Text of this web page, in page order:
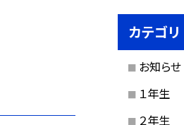
カテゴリ
お知らせ
１年生
２年生